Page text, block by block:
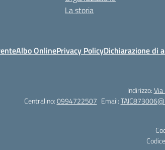
La storia
Albo OnlinePrivacy PolicyDichiarazione di
Indirizzo:
Centralino:0994722507 Email: